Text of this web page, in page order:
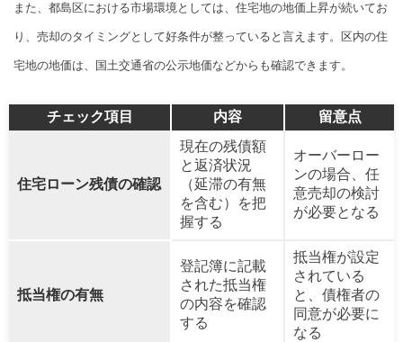
また、都島区における市場環境としては、住宅地の地価上昇が続いてお
り、売却のタイミングとして好条件が整っていると言えます。区内の住
宅地の地価は、国土交通省の公示地価などからも確認できます。
チェック項目 内容 留意点
住宅ローン残債の確認
現在の残債額
と返済状況
（延滞の有無
を含む）を把
握する
オーバーロー
ンの場合、任
意売却の検討
が必要となる
抵当権の有無
登記簿に記載
された抵当権
の内容を確認
する
抵当権が設定
されている
と、債権者の
同意が必要に
なる